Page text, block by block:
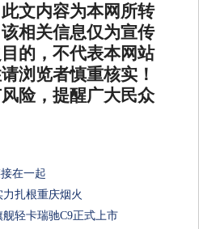
此文内容为本网所转
相关信息仅为宣传
的，不代表本网站
浏览者慎重核实！
险，提醒广大民众
在一起
扎根重庆烟火
轻卡瑞驰C9正式上市